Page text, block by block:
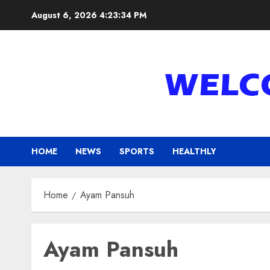
August 6, 2026 4:23:35 PM
HOME NEWS SPORTS HEALTHLY
Home Ayam Pansuh
Ayam Pansuh